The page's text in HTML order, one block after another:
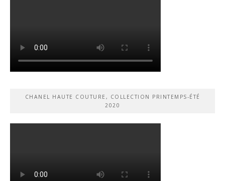
CHANEL HAUTE COUTURE, COLLECTION PRINTEMPS-ÉTÉ
2020